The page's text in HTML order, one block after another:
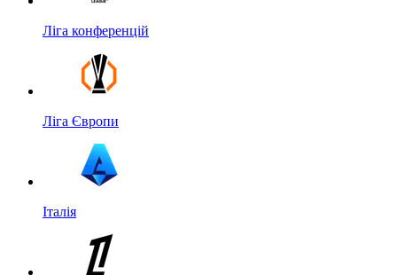
Ліга конференцій
Ліга Європи
Італія